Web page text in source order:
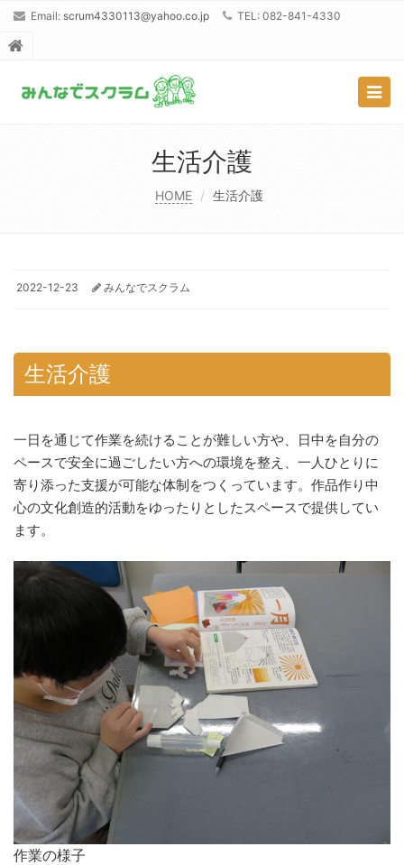
Email: scrum4330113@yahoo.co.jp TEL: 082-841-4330
生活介護
HOME 生活介護
2022-12-23 みんなでスクラム
生活介護
一日を通じて作業を続けることが難しい方や、日中を自分の
ペースで安全に過ごしたい方への環境を整え、一人ひとりに
寄り添った支援が可能な体制をつくっています。作品作り中
心の文化創造的活動をゆったりとしたスペースで提供してい
ます。
作業の様子